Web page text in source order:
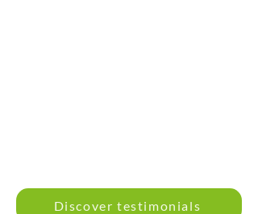
Discover testimonials